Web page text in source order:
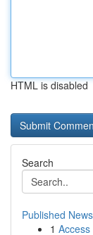
HTML is disabled
Search
Published News
1